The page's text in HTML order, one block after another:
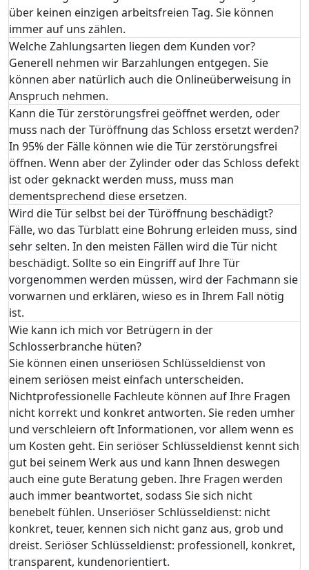
über keinen einzigen arbeitsfreien Tag. Sie können
immer auf uns zählen.
Welche Zahlungsarten liegen dem Kunden vor?
Generell nehmen wir Barzahlungen entgegen. Sie
können aber natürlich auch die Onlineüberweisung in
Anspruch nehmen.
Kann die Tür zerstörungsfrei geöffnet werden, oder
muss nach der Türöffnung das Schloss ersetzt werden?
In 95% der Fälle können wie die Tür zerstörungsfrei
öffnen. Wenn aber der Zylinder oder das Schloss defekt
ist oder geknackt werden muss, muss man
dementsprechend diese ersetzen.
Wird die Tür selbst bei der Türöffnung beschädigt?
Fälle, wo das Türblatt eine Bohrung erleiden muss, sind
sehr selten. In den meisten Fällen wird die Tür nicht
beschädigt. Sollte so ein Eingriff auf Ihre Tür
vorgenommen werden müssen, wird der Fachmann sie
vorwarnen und erklären, wieso es in Ihrem Fall nötig
ist.
Wie kann ich mich vor Betrügern in der
Schlosserbranche hüten?
Sie können einen unseriösen Schlüsseldienst von
einem seriösen meist einfach unterscheiden.
Nichtprofessionelle Fachleute können auf Ihre Fragen
nicht korrekt und konkret antworten. Sie reden umher
und verschleiern oft Informationen, vor allem wenn es
um Kosten geht. Ein seriöser Schlüsseldienst kennt sich
gut bei seinem Werk aus und kann Ihnen deswegen
auch eine gute Beratung geben. Ihre Fragen werden
auch immer beantwortet, sodass Sie sich nicht
benebelt fühlen. Unseriöser Schlüsseldienst: nicht
konkret, teuer, kennen sich nicht ganz aus, grob und
dreist. Seriöser Schlüsseldienst: professionell, konkret,
transparent, kundenorientiert.